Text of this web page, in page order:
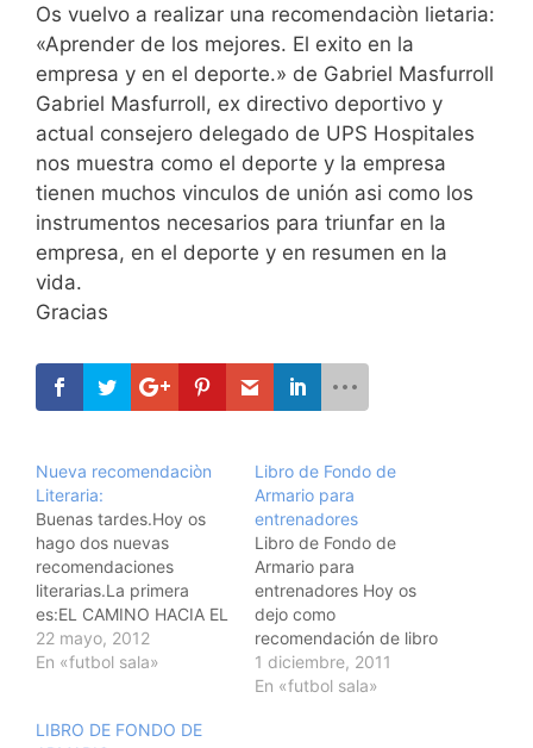
Os vuelvo a realizar una recomendaciòn lietaria:
«Aprender de los mejores. El exito en la
empresa y en el deporte.» de Gabriel Masfurroll
Gabriel Masfurroll, ex directivo deportivo y
actual consejero delegado de UPS Hospitales
nos muestra como el deporte y la empresa
tienen muchos vinculos de unión asi como los
instrumentos necesarios para triunfar en la
empresa, en el deporte y en resumen en la
vida.
Gracias
Nueva recomendaciòn
Literaria:
Buenas tardes.Hoy os
hago dos nuevas
recomendaciones
literarias.La primera
es:EL CAMINO HACIA EL
ALTO RENDIMIENTO
DEPORTIVO EN EL
Medina.Para los que
22 mayo, 2012
En «futbol sala»
Libro de Fondo de
Armario para
entrenadores
Libro de Fondo de
Armario para
entrenadores Hoy os
dejo como
recomendación de libro
de fondo de armario: "La
pelota no entra por
1 diciembre, 2011
En «futbol sala»
LIBRO DE FONDO DE